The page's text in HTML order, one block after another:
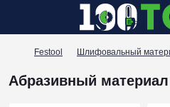
Festool Шлифовальный
Абразивный материал